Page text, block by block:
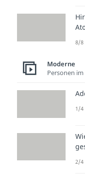
8/8
Moderne
Personen
1/4
2/4